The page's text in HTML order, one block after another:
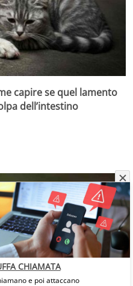
capire se quel lamento
dell’intestino
CHIAMATA
e poi attaccano